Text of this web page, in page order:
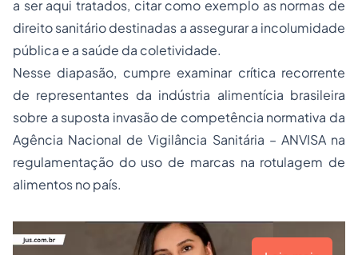
a ser aqui tratados, citar como exemplo as normas de
direito sanitáriodestinadas a assegurar a incolumidade
pública e a saúde da coletividade.
Nesse diapasão, cumpre examinar crítica recorrente
de representantes da indústria alimentícia brasileira
sobre a suposta invasão de competência normativa da
Agência Nacional de Vigilância Sanitária – ANVISA na
regulamentação do uso de marcas na rotulagem de
alimentosno país.